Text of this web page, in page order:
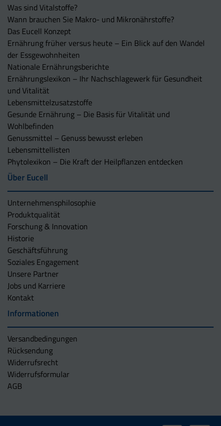
Was sind Vitalstoffe?
Wann brauchen Sie Makro- und Mikronährstoffe?
Das Eucell Konzept
Ernährung früher versus heute – Ein Blick auf den Wandel
der Essgewohnheiten
Nationale Ernährungsberichte
Ernährungslexikon – Ihr Nachschlagewerk für Gesundheit
und Vitalität
Lebensmittelzusatzstoffe
Gesunde Ernährung – Die Basis für Vitalität und
Wohlbefinden
Genussmittel – Genuss bewusst erleben
Lebensmittellisten
Phytolexikon – Die Kraft der Heilpflanzen entdecken
Über Eucell
Unternehmens­philosophie
Produktqualität
Forschung & Innovation
Historie
Geschäftsführung
Soziales Engagement
Unsere Partner
Jobs und Karriere
Kontakt
Informationen
Versandbedingungen
Rücksendung
Widerrufsrecht
Widerrufsformular
AGB